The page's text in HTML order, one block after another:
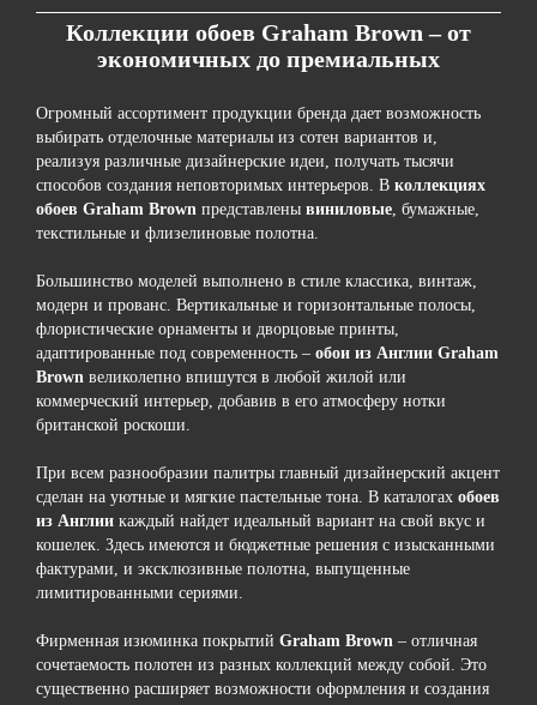
Коллекции обоев Graham Brown – от
экономичных до премиальных
Огромный ассортимент продукции бренда дает возможность
выбирать отделочные материалы из сотен вариантов и,
реализуя различные дизайнерские идеи, получать тысячи
способов создания неповторимых интерьеров. В коллекциях
обоев Graham Brown представлены виниловые, бумажные,
текстильные и флизелиновые полотна.
Большинство моделей выполнено в стиле классика, винтаж,
модерн и прованс. Вертикальные и горизонтальные полосы,
флористические орнаменты и дворцовые принты,
адаптированные под современность – обои из Англии Graham
Brown великолепно впишутся в любой жилой или
коммерческий интерьер, добавив в его атмосферу нотки
британской роскоши.
При всем разнообразии палитры главный дизайнерский акцент
сделан на уютные и мягкие пастельные тона. В каталогах обоев
из Англии каждый найдет идеальный вариант на свой вкус и
кошелек. Здесь имеются и бюджетные решения с изысканными
фактурами, и эксклюзивные полотна, выпущенные
лимитированными сериями.
Фирменная изюминка покрытий Graham Brown – отличная
сочетаемость полотен из разных коллекций между собой. Это
существенно расширяет возможности оформления и создания